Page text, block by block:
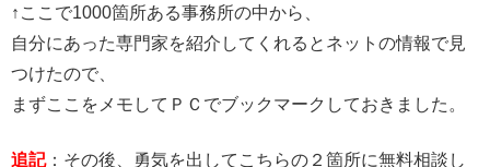
↑ここで1000箇所ある事務所の中から、
自分にあった専門家を紹介してくれるとネットの情報で見
つけたので、
まずここをメモしてＰＣでブックマークしておきました。
追記：その後、勇気を出してこちらの２箇所に無料相談し